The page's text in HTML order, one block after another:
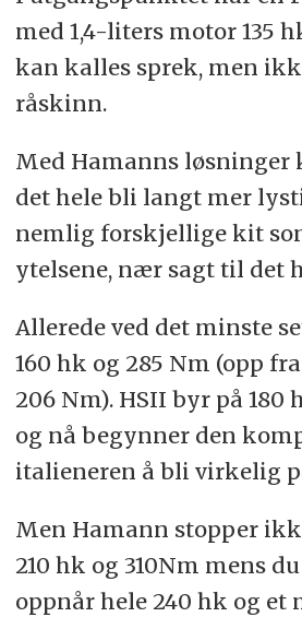
med 1,4-liters motor 135
kan kalles sprek, men
råskinn.
Med Hamanns
det hele bli langt mer
nemlig forskjellige kit
ytelsene, nær sagt til det
Allerede ved det minste
160 hk og 285 Nm (opp
206 Nm). HSII byr på 180
og nå begynner den
italieneren å bli virkelig
Men Hamann stopper
210 hk og 310Nm mens
oppnår hele 240 hk og et